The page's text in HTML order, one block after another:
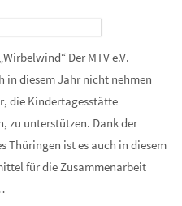
Der MTV e.V.
in diesem Jahr nicht nehmen
die Kindertagesstätte
zu unterstützen. Dank der
Thüringen ist es auch in diesem
für die Zusammenarbeit